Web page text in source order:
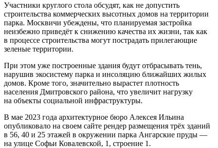
Участники круглого стола обсудят, как не допустить
строительства коммерческих высотных домов на территории
парка. Москвичи убеждены, что планируемая застройка
неизбежно приведёт к снижению качества их жизни, так как
в процессе строительства могут пострадать прилегающие
зеленые территории.
При этом уже построенные здания будут отбрасывать тень,
нарушив экосистему парка и инсоляцию ближайших жилых
домов. Кроме того, значительно вырастет плотность
населения Дмитровского района, что увеличит нагрузку
на объекты социальной инфраструктуры.
В мае 2023 года архитектурное бюро Алексея Ильина
опубликовало на своем сайте рендер размещения трёх зданий
в 56, 40 и 25 этажей в окружении парка Ангарские пруды —
на улице Софьи Ковалевской, 1, строение 1.